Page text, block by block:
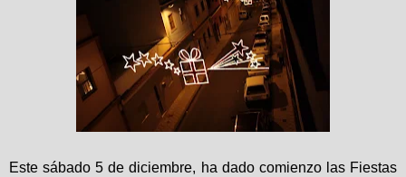
Este sábado 5 de diciembre, ha dado comienzo las Fiestas